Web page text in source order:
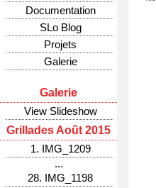
Documentation
SLo Blog
Projets
Galerie
Galerie
View Slideshow
Grillades Août 2015
1. IMG_1209
...
28. IMG_1198